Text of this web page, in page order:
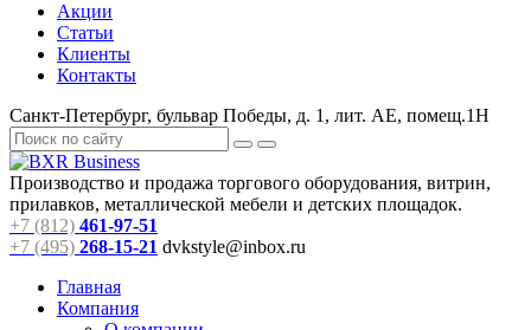
Акции
Статьи
Клиенты
Контакты
Санкт-Петербург, бульвар Победы, д. 1, лит. АЕ, помещ.1Н
Производство и продажа торгового оборудования, витрин,
прилавков, металлической мебели и детских площадок.
+7 (812) 461-97-51
+7 (495) 268-15-21 dvkstyle@inbox.ru
Главная
Компания